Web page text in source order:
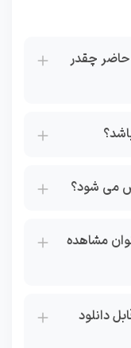
حاضر چقدر
می شود؟
مشاهده
دانلود